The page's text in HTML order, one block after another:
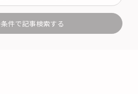
件で記事検索する